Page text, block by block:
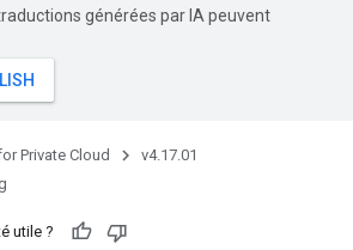
générées par IA peuvent
Private Cloud
v4.17.01
utile ?